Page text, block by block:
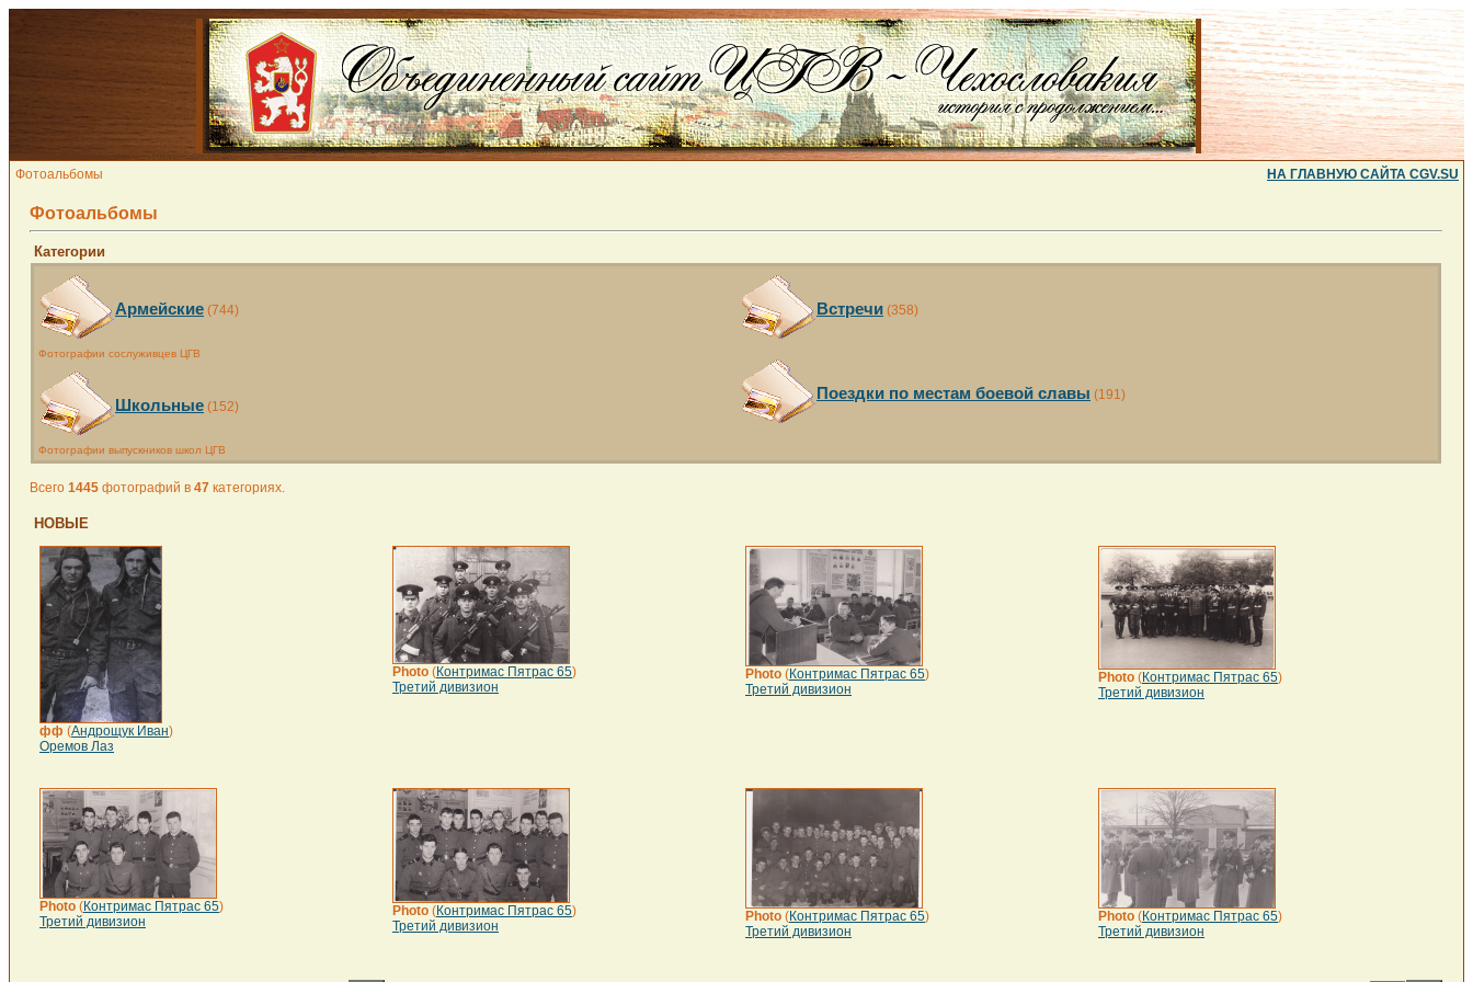
Фотоальбомы НА ГЛАВНУЮ САЙТА CGV.SU
Фотоальбомы
Категории
Армейские (744)
Фотографии сослуживцев ЦГВ
Школьные (152)
Фотографии выпускников школ ЦГВ
Встречи (358)
Поездки по местам боевой славы (191)
Всего 1445 фотографий в 47 категориях.
НОВЫЕ
фф (Андрощук Иван)
Оремов Лаз
Photo (Контримас Пятрас 65)
Третий дивизион
Photo (Контримас Пятрас 65)
Третий дивизион
Photo (Контримас Пятрас 65)
Третий дивизион
Photo (Контримас Пятрас 65)
Третий дивизион
Photo (Контримас Пятрас 65)
Третий дивизион
Photo (Контримас Пятрас 65)
Третий дивизион
Photo (Контримас Пятрас 65)
Третий дивизион